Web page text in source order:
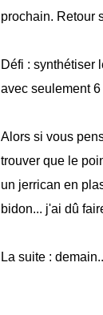
prochain. Retour
Défi : synthétiser
avec seulement
Alors si vous
trouver que le
un jerrican en
bidon... j'ai dû
La suite :